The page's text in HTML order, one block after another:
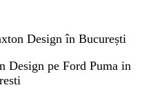
Design în București